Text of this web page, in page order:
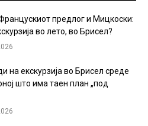
предлог и Мицкоски:
во лето, во Брисел?
на екскурзија во Брисел среде
што има таен план „под